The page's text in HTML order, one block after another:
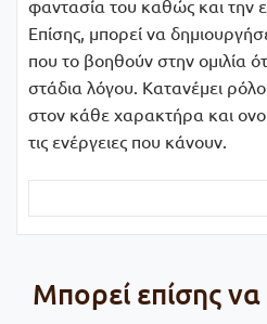
φαντασία του καθώς και την
Επίσης, μπορεί να
που το βοηθούν στην ομιλία
στάδια λόγου. Κατανέμει
στον κάθε χαρακτήρα και
τις ενέργειες που κάνουν.
Μπορεί επίσης